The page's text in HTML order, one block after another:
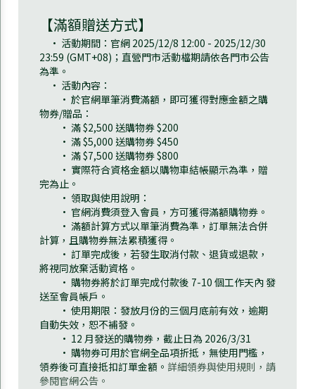
【滿額贈送方式】
• 活動期間：官網 2025/12/8 12:00 - 2025/12/30
23:59 (GMT+08)；直營門市活動檔期請依各門市公告
為準。
• 活動內容：
• 於官網單筆消費滿額，即可獲得對應金額之購
物券/贈品：
• 滿 $2,500 送購物券 $200
• 滿 $5,000 送購物券 $450
• 滿 $7,500 送購物券 $800
• 實際符合資格金額以購物車結帳顯示為準，贈
完為止。
• 領取與使用說明：
• 官網消費須登入會員，方可獲得滿額購物券。
• 滿額計算方式以單筆消費為準，訂單無法合併
計算，且購物券無法累積獲得。
• 訂單完成後，若發生取消付款、退貨或退款，
將視同放棄活動資格。
• 購物券將於訂單完成付款後 7-10 個工作天內 發
送至會員帳戶。
• 使用期限：發放月份的三個月底前有效，逾期
自動失效，恕不補發。
• 12 月發送的購物券，截止日為 2026/3/31
• 購物券可用於官網全品項折抵，無使用門檻，
領券後可直接抵扣訂單金額。 詳細領券與使用規則，請
參閱官網公告。